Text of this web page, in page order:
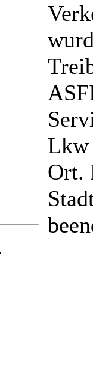
Lkw
Ort.